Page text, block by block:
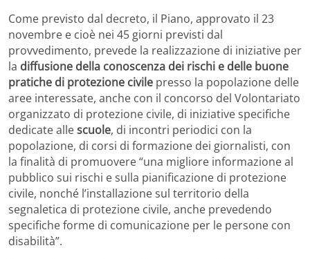
Come previsto dal decreto, il Piano, approvato il 23
novembre e cioè nei 45 giorni previsti dal
provvedimento, prevede la realizzazione di iniziative per
la diffusione della conoscenza dei rischi e delle buone
pratiche di protezione civile presso la popolazione delle
aree interessate, anche con il concorso del Volontariato
organizzato di protezione civile, di iniziative specifiche
dedicate allescuole, di incontri periodici con la
popolazione, di corsi di formazione dei giornalisti, con
la finalità di promuovere “una migliore informazione al
pubblico sui rischi e sulla pianificazione di protezione
civile, nonché l’installazione sul territorio della
segnaletica di protezione civile, anche prevedendo
specifiche forme di comunicazione per le persone con
disabilità”.